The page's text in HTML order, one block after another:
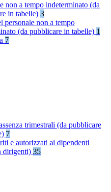
non a tempo indeterminato (da
in tabelle) 3
personale non a tempo
(da pubblicare in tabelle) 1
7
trimestrali (da pubblicare
7
e autorizzati ai dipendenti
dirigenti) 35